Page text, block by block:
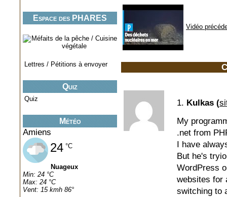
Espace des PHARES
Lettres / Pétitions à envoyer
Quiz
Quiz
Météo
Amiens
24 °C
Nuageux
Min: 24 °C
Max: 24 °C
Vent: 15 kmh 86°
Vidéo
1. Kulkas (
My
.net from
I have
But he's
WordPress
websites for
switching to